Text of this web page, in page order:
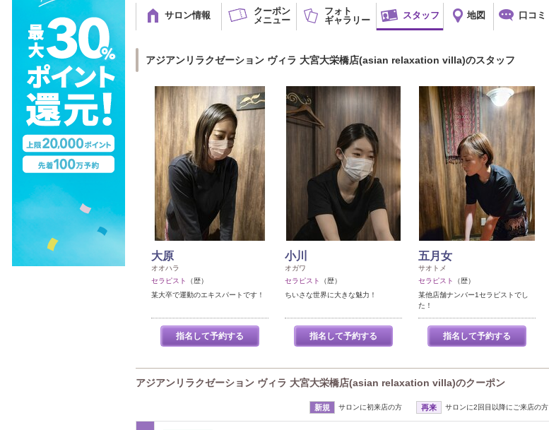
サロン情報
クーポン
メニュー
フォト
ギャラリー
スタッフ 地図 口コミ
アジアンリラクゼーション ヴィラ 大宮大栄橋店(asian relaxation villa)のスタッフ
大原
オオハラ
セラピスト
（歴）
某大卒で運動のエキスパートです！
指名して予約する
小川
オガワ
セラピスト
（歴）
ちいさな世界に大きな魅力！
指名して予約する
五月女
サオトメ
セラピスト
（歴）
某他店舗ナンバー1セラピストでし
た！
指名して予約する
アジアンリラクゼーション ヴィラ 大宮大栄橋店(asian relaxation villa)のクーポン
新規 サロンに初来店の方 再来 サロンに2回目以降にご来店の方